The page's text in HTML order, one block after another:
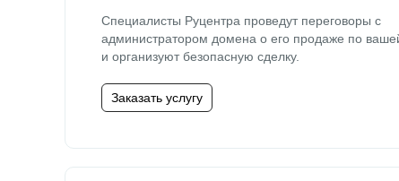
Специалисты Руцентра проведут переговоры с
администратором домена о его продаже по
и организуют безопасную сделку.
Заказать услугу